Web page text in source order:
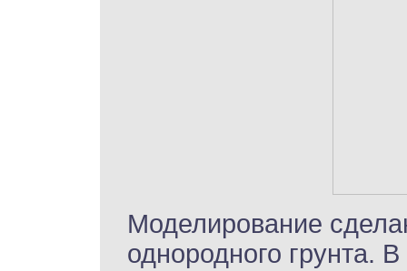
Моделирование
однородного грунта.